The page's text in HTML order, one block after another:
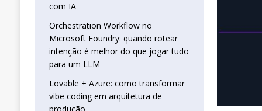
com IA
Orchestration Workflow no
Microsoft Foundry: quando rotear
intenção é melhor do que jogar tudo
para um LLM
Lovable + Azure: como transformar
vibe coding em arquitetura de